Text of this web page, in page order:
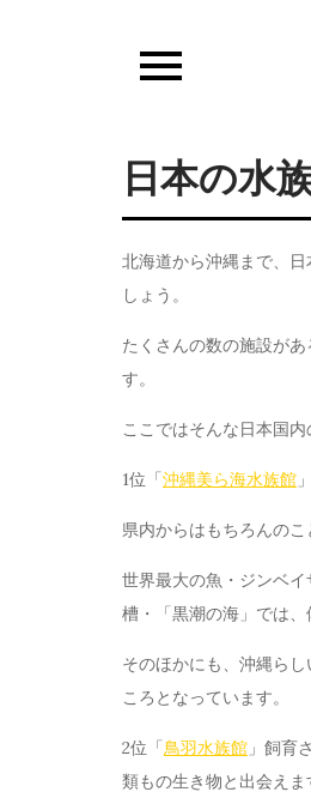
日本の水
北海道から沖縄まで、
しょう。
たくさんの数の施設が
す。
ここではそんな日本国
1位「沖縄美ら海水族館
県内からはもちろんのこ
世界最大の魚・ジンベ
槽・「黒潮の海」では
そのほかにも、沖縄ら
ころとなっています。
2位「鳥羽水族館 」飼育
類もの生き物と出会えま